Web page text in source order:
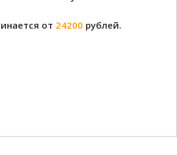
от 24200 рублей.